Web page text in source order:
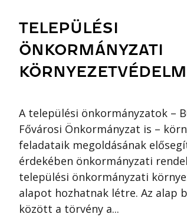
TELEPÜLÉSI
ÖNKORMÁNYZATI
A települési önkormányzatok –
Fővárosi Önkormányzat is –
feladataik megoldásának
érdekében önkormányzati
települési önkormányzati
alapot hozhatnak létre. Az alap
között a törvény a...